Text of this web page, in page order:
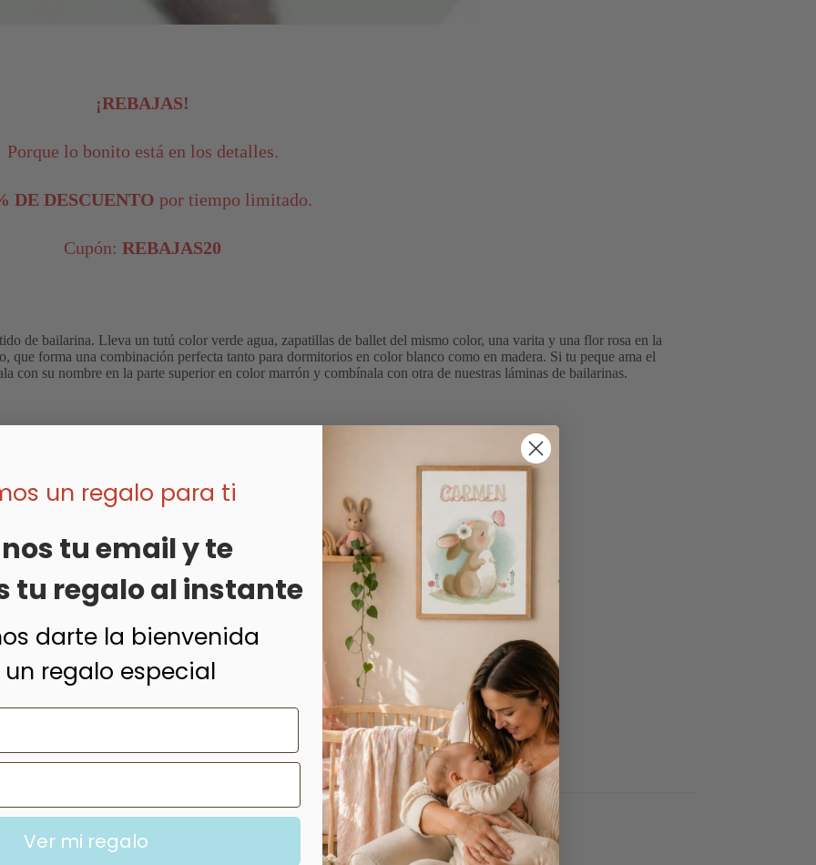
¡REBAJAS!
Porque lo bonito está en los detalles.
DE DESCUENTO por tiempo limitado.
Cupón:REBAJAS20
de bailarina. Lleva un tutú color verde agua, zapatillas de ballet del mismo color, una varita y una flor rosa en la
que forma una combinación perfecta tanto para dormitorios en color blanco como en madera. Si tu peque ama el
con su nombre en la parte superior en color marrón y combínala con otra de nuestras láminas de bailarinas.
un regalo para ti
tu email y te
tu regalo al instante
darte la bienvenida
regalo especial
Ver mi regalo